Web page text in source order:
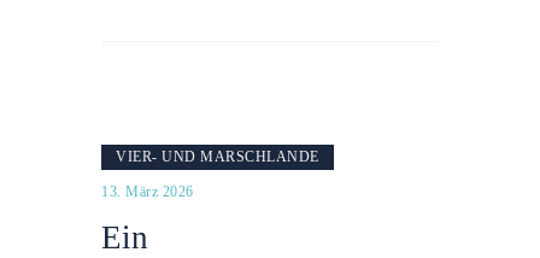
VIER- UND MARSCHLANDE
13. März 2026
Ein